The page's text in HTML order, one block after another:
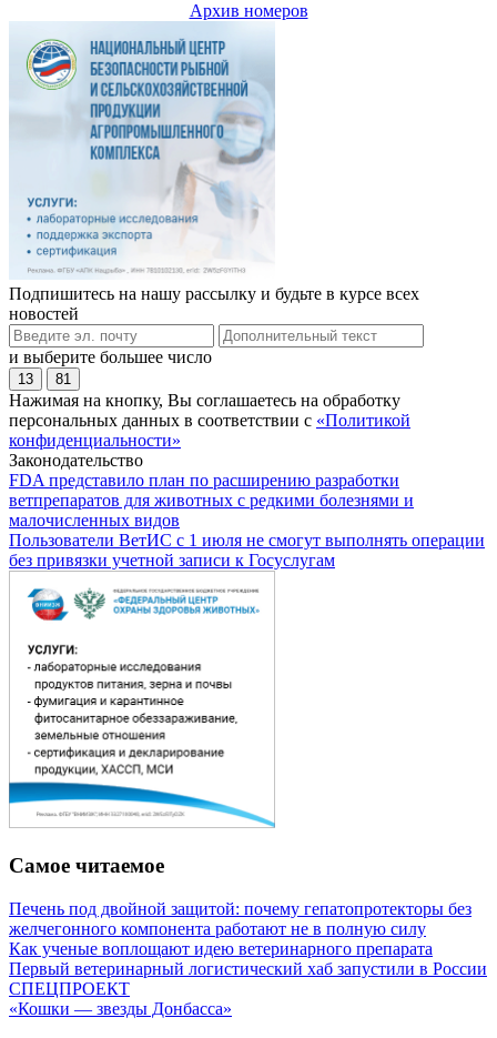
Архив номеров
Подпишитесь на нашу рассылку и будьте в курсе всех
новостей
и выберите большее число
13 81
Нажимая на кнопку, Вы соглашаетесь на обработку
персональных данных в соответствии с «Политикой
конфиденциальности»
Законодательство
FDA представило план по расширению разработки
ветпрепаратов для животных с редкими болезнями и
малочисленных видов
Пользователи ВетИС с 1 июля не смогут выполнять операции
без привязки учетной записи к Госуслугам
Самое читаемое
Печень под двойной защитой: почему гепатопротекторы без
желчегонного компонента работают не в полную силу
Как ученые воплощают идею ветеринарного препарата
Первый ветеринарный логистический хаб запустили в России
СПЕЦПРОЕКТ
«Кошки — звезды Донбасса»